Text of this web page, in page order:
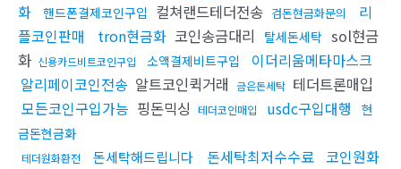
화
핸드폰결제코인구입 컬쳐랜드테더전송 검돈현금화문의
리
플코인판매
tron현금화 코인송금대리 탈세돈세탁 sol현금
화 신용카드비트코인구입 소액결제비트구입
이더리움메타마스크
알리페이코인전송 알트코인퀵거래 금은돈세탁 테더트론매입
모든코인구입가능 핑돈믹싱 테더코인매입 usdc구입대행
현
금돈현금화
테더원화환전 돈세탁해드립니다 돈세탁최저수수료 코인원화